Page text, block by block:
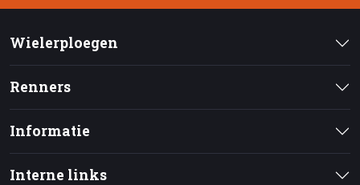
Wielerploegen
Renners
Informatie
Interne links